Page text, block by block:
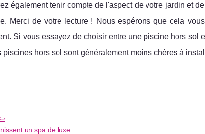
également tenir compte de l'aspect de votre jardin et
Merci de votre lecture ! Nous espérons que cela
Si vous essayez de choisir entre une piscine hors sol
piscines hors sol sont généralement moins chères à
un spa de luxe